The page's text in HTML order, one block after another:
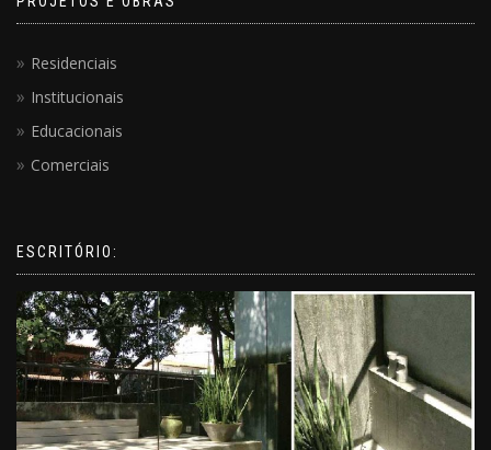
Residenciais
Institucionais
Educacionais
Comerciais
ESCRITÓRIO: